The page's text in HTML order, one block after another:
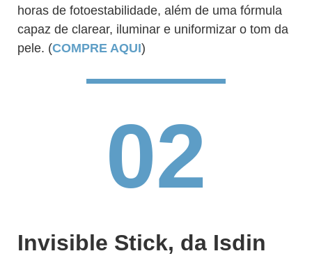
horas de fotoestabilidade, além de uma fórmula
capaz de clarear, iluminar e uniformizar o tom da
pele. (COMPRE AQUI)
02
Invisible Stick, da Isdin